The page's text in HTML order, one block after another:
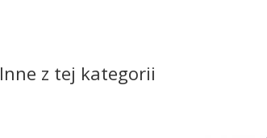
Inne z tej kategorii